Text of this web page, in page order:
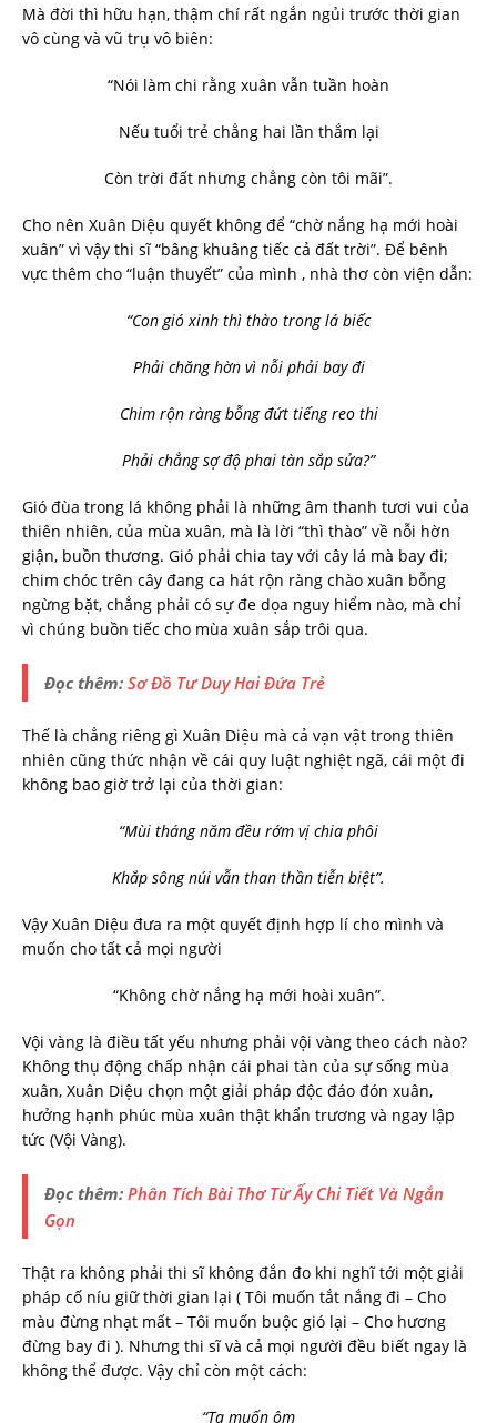
Mà đời thì hữu hạn, thậm chí rất ngắn ngủi trước thời gian
vô cùng và vũ trụ vô biên:
“Nói làm chi rằng xuân vẫn tuần hoàn
Nếu tuổi trẻ chẳng hai lần thắm lại
Còn trời đất nhưng chẳng còn tôi mãi”.
Cho nên Xuân Diệu quyết không để “chờ nắng hạ mới hoài
xuân” vì vậy thi sĩ “bâng khuâng tiếc cả đất trời”. Để bênh
vực thêm cho “luận thuyết” của mình , nhà thơ còn viện dẫn:
“Con gió xinh thì thào trong lá biếc
Phải chăng hờn vì nỗi phải bay đi
Chim rộn ràng bỗng đứt tiếng reo thi
Phải chẳng sợ độ phai tàn sắp sửa?”
Gió đùa trong lá không phải là những âm thanh tươi vui của
thiên nhiên, của mùa xuân, mà là lời “thì thào” về nỗi hờn
giận, buồn thương. Gió phải chia tay với cây lá mà bay đi;
chim chóc trên cây đang ca hát rộn ràng chào xuân bỗng
ngừng bặt, chẳng phải có sự đe dọa nguy hiểm nào, mà chỉ
vì chúng buồn tiếc cho mùa xuân sắp trôi qua.
Đọc thêm: Sơ Đồ Tư Duy Hai Đứa Trẻ
Thế là chẳng riêng gì Xuân Diệu mà cả vạn vật trong thiên
nhiên cũng thức nhận về cái quy luật nghiệt ngã, cái một đi
không bao giờ trở lại của thời gian:
“Mùi tháng năm đều rớm vị chia phôi
Khắp sông núi vẫn than thần tiễn biệt”.
Vậy Xuân Diệu đưa ra một quyết định hợp lí cho mình và
muốn cho tất cả mọi người
“Không chờ nắng hạ mới hoài xuân”.
Vội vàng là điều tất yếu nhưng phải vội vàng theo cách nào?
Không thụ động chấp nhận cái phai tàn của sự sống mùa
xuân, Xuân Diệu chọn một giải pháp độc đáo đón xuân,
hưởng hạnh phúc mùa xuân thật khẩn trương và ngay lập
tức (Vội Vàng).
Đọc thêm: Phân Tích Bài Thơ Từ Ấy Chi Tiết Và Ngắn
Gọn
Thật ra không phải thi sĩ không đắn đo khi nghĩ tới một giải
pháp cố níu giữ thời gian lại ( Tôi muốn tắt nắng đi – Cho
màu đừng nhạt mất – Tôi muốn buộc gió lại – Cho hương
đừng bay đi ). Nhưng thi sĩ và cả mọi người đều biết ngay là
không thể được. Vậy chỉ còn một cách:
“Ta muốn ôm